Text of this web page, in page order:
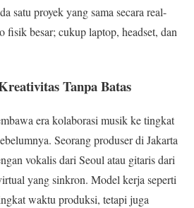
satu proyek yang sama secara real-
fisik besar; cukup laptop, headset, dan
Tanpa Batas
era kolaborasi musik ke tingkat
Seorang produser di Jakarta
vokalis dari Seoul atau gitaris dari
yang sinkron. Model kerja seperti
waktu produksi, tetapi juga